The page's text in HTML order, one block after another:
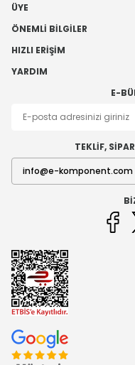
ÜYE
ÖNEMLI BILGILER
HIZLI ERIŞIM
YARDIM
E-
TEKLİF,